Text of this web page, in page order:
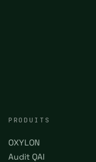
PRODUITS
OXYLON
Audit QAI